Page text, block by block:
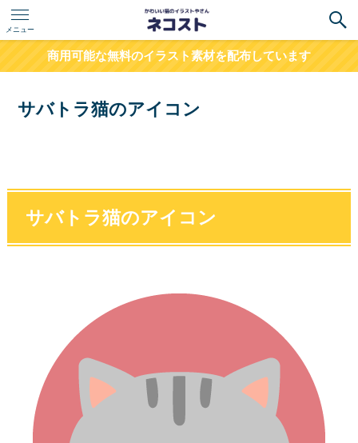
メニュー
商用可能な無料のイラスト素材を配布しています
サバトラ猫のアイコン
サバトラ猫のアイコン